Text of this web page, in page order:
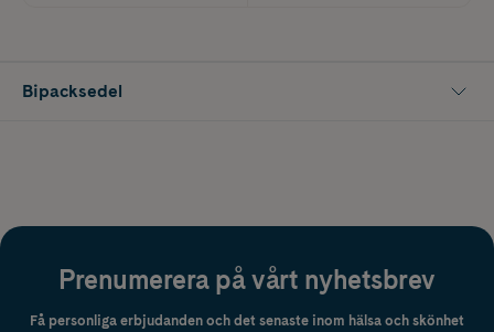
Bipacksedel
Prenumerera på vårt nyhetsbrev
Få personliga erbjudanden och det senaste inom hälsa och skönhet